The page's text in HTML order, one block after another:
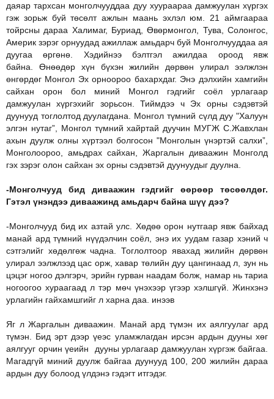
даяар тархсан монголчууддаа дуу хуураараа дамжуулан хүргэх
гэж зорьж буй төсөлт ажлын маань эхлэл юм. 21 аймгаараа
тойрсны дараа Халимаг, Буриад, Өвөрмонгол, Тува, Солонгос,
Америк зэрэг орнуудад ажиллаж амьдарч буй Монголчууддаа ая
дуугаа өргөнө. Хэдийнээ бэлтгэл ажилдаа ороод явж
байна. Өнөөдөр хүн бүхэн жилийн дөрвөн улирал ээлжлэн
өнгөрдөг Монгол Эх орноороо бахархдаг. Энэ дэлхийн хамгийн
сайхан орон бол миний Монгол гэдгийг соёл урлагаар
дамжуулан хүргэхийг зорьсон. Тиймдээ ч Эх орны сэдэвтэй
дуунууд тоглолтод дуулагдана. Монгол түмний сүлд дуу "Халуун
элгэн нутаг”, Монгол түмний хайртай дуучин МУГЖ С.Жавхлан
ахын дуулж олны хүртээл болгосон "Монголын үнэртэй салхи”,
Монголоороо, амьдрах сайхан, Жаргалын диваажин Монголд
гэх зэрэг олон сайхан эх орны сэдэвтэй дуунуудыг дуулна.
-Монголчууд бид диваажин гэдгийг өөрөөр төсөөлдөг.
Гэтэл үнэндээ диваажинд амьдарч байна шүү дээ?
-Монголчууд бид их азтай улс. Хөдөө орон нутгаар явж байхад
манай ард түмний нүүдэлчин соёл, энэ их уудам газар хэний ч
сэтгэлийг хөдөлгөж чадна. Тоглолтоор явахад жилийн дөрвөн
улирал ээлжлээд цас орж, хавар төлийн дуу цангинаад л, зун нь
цэцэг ногоо дэлгэрч, эрийн гурван наадам болж, намар нь тариа
ногоогоо хураагаад л тэр мөч үнэхээр үгээр хэлшгүй. Жинхэнэ
урлагийн гайхамшгийг л харна даа. инээв
Яг л Жаргалын диваажин. Манай ард түмэн их аялгуулаг ард
түмэн. Бид эрт дээр үеэс уламжлагдан ирсэн ардын дууны хөг
аялгууг орчин үеийн дууны урлагаар дамжуулан хүргэж байгаа.
Магадгүй миний дуулж байгаа дуунууд 100, 200 жилийн дараа
ардын дуу болоод үлдэнэ гэдэгт итгэдэг.